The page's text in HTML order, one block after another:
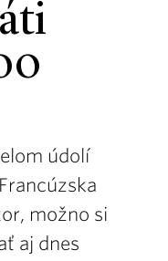
údolí
možno si
aj dnes